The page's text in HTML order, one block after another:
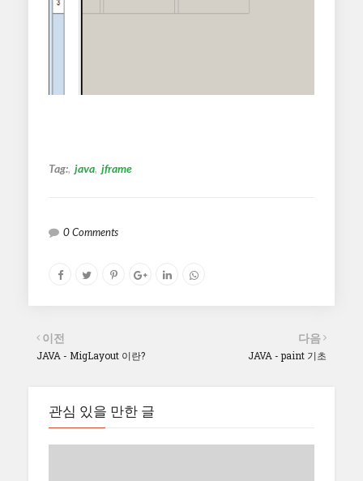
Tag: java jframe
0 Comments
다음
JAVA - paint 기초
이전
JAVA - MigLayout 이란?
관심 있을 만한 글